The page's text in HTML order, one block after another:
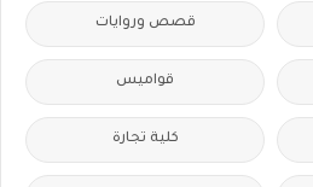
قصص وروايات
قواميس
كلية تجارة